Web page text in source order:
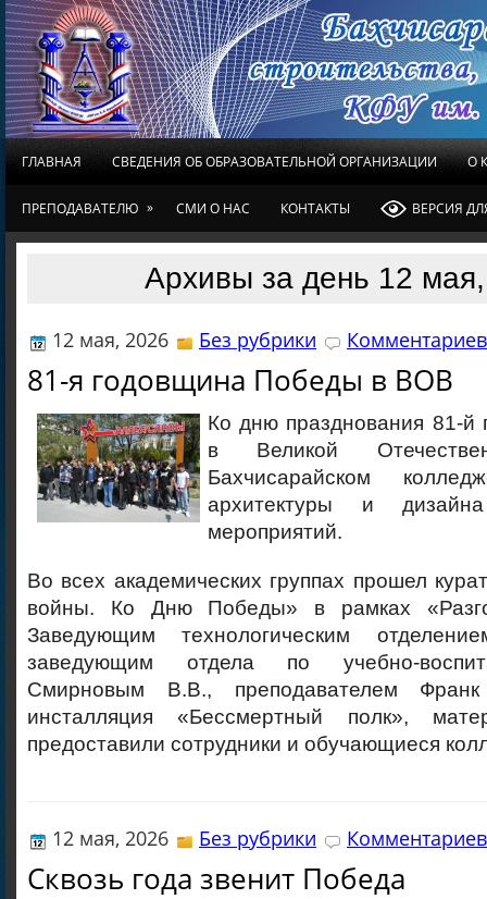
ГЛАВНАЯ СВЕДЕНИЯ ОБ ОБРАЗОВАТЕЛЬНОЙ ОРГАНИЗАЦИИ О
ПРЕПОДАВАТЕЛЮ » СМИ О НАС КОНТАКТЫ ВЕРСИЯ
Архивы за день 12
12 мая, 2026 Без рубрики
81-я годовщина Победы в ВОВ
Ко дню празднования 81-
в Великой
Бахчисарайском
архитектуры и
мероприятий.
Во всех академических группах прошел
войны. Ко Дню Победы» в рамках
Заведующим технологическим
заведующим отдела по учебно-
Смирновым В.В., преподавателем
инсталляция «Бессмертный полк»,
предоставили сотрудники и обучающиеся
12 мая, 2026 Без рубрики
Сквозь года звенит Победа